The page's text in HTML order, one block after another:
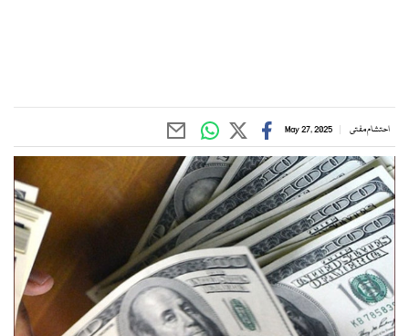
احتشام مفتی May 27, 2025